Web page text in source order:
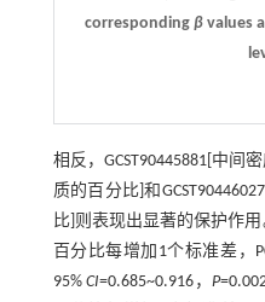
correspondingβ values
相反，GCST90445881[中间
质的百分比]和
比]则表现出显著的保护作
百分比每增加1个标准差，
95%CI=0.685~0.916， P